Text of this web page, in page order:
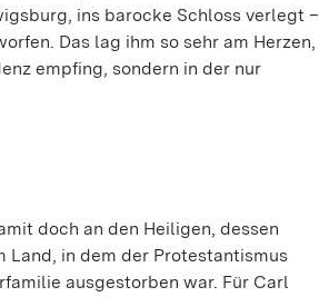
ins barocke Schloss verlegt –
Das lag ihm so sehr am Herzen,
empfing, sondern in der nur
doch an den Heiligen, dessen
Land, in dem der Protestantismus
ausgestorben war. Für Carl